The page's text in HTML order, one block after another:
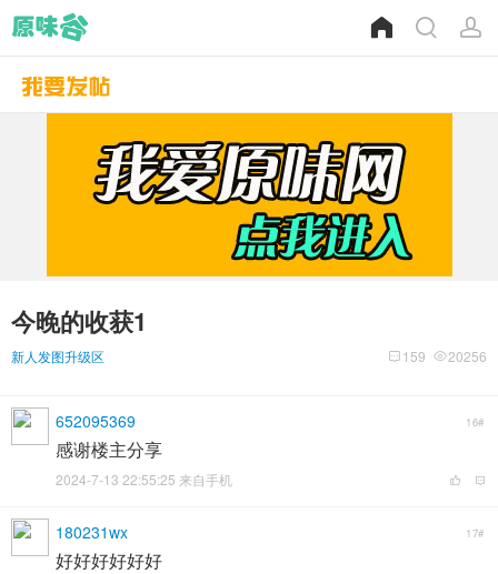
今晚的收获1
新人发图升级区 20256
159
652095369 16#
感谢楼主分享
2024-7-13 22:55:25 来自手机
180231wx 17#
好好好好好好